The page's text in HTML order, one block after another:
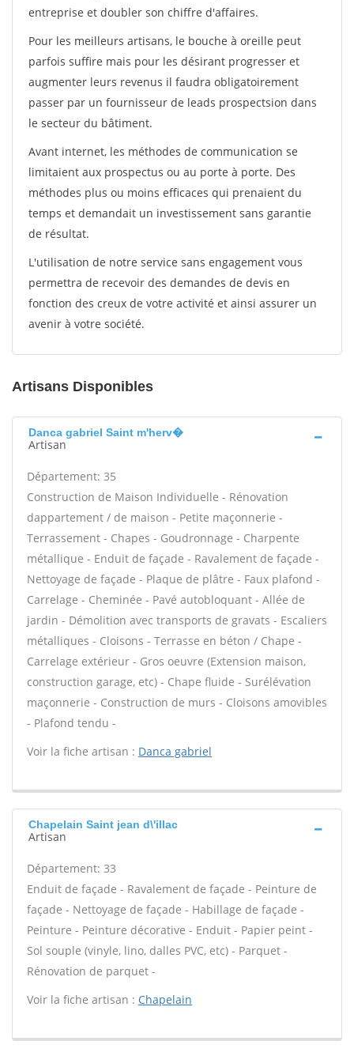
entreprise et doubler son chiffre d'affaires.
Pour les meilleurs artisans, le bouche à oreille peut
parfois suffire mais pour les désirant progresser et
augmenter leurs revenus il faudra obligatoirement
passer par un fournisseur de leads prospectsion dans
le secteur du bâtiment.
Avant internet, les méthodes de communication se
limitaient aux prospectus ou au porte à porte. Des
méthodes plus ou moins efficaces qui prenaient du
temps et demandait un investissement sans garantie
de résultat.
L'utilisation de notre service sans engagement vous
permettra de recevoir des demandes de devis en
fonction des creux de votre activité et ainsi assurer un
avenir à votre société.
Artisans Disponibles
Danca gabriel Saint m'herv�
Artisan
Département: 35
Construction de Maison Individuelle - Rénovation
dappartement / de maison - Petite maçonnerie -
Terrassement - Chapes - Goudronnage - Charpente
métallique - Enduit de façade - Ravalement de façade -
Nettoyage de façade - Plaque de plâtre - Faux plafond -
Carrelage - Cheminée - Pavé autobloquant - Allée de
jardin - Démolition avec transports de gravats - Escaliers
métalliques - Cloisons - Terrasse en béton / Chape -
Carrelage extérieur - Gros oeuvre (Extension maison,
construction garage, etc) - Chape fluide - Surélévation
maçonnerie - Construction de murs - Cloisons amovibles
- Plafond tendu -
Voir la fiche artisan : Danca gabriel
Chapelain Saint jean d\'illac
Artisan
Département: 33
Enduit de façade - Ravalement de façade - Peinture de
façade - Nettoyage de façade - Habillage de façade -
Peinture - Peinture décorative - Enduit - Papier peint -
Sol souple (vinyle, lino, dalles PVC, etc) - Parquet -
Rénovation de parquet -
Voir la fiche artisan : Chapelain